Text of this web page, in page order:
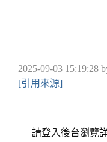
2025-09-03 15:19:28
[引用來源]
請登入後台瀏覽